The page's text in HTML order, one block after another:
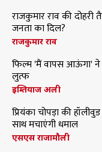
राजकुमार राव की
जनता का दिल?
राजकुमार राव
फिल्म 'मैं वापस आऊंगा' ने
लुत्फ
इम्तियाज अली
प्रियंका चोपड़ा की
साथ मचाएंगी धमाल
एसएस राजामौली